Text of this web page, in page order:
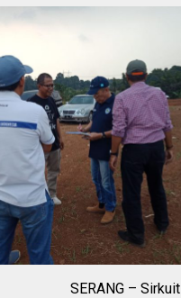
SERANG – Sirkuit